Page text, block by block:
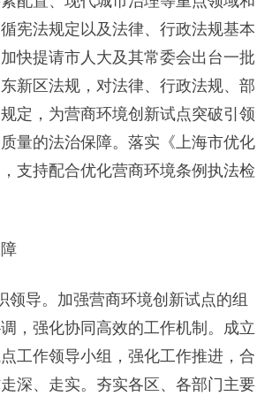
宪法规定以及法律、行政法规基本
快提请市人大及其常委会出台一批
新区法规，对法律、行政法规、部
定，为营商环境创新试点突破引领
量的法治保障。落实《上海市优化
支持配合优化营商环境条例执法检
导。加强营商环境创新试点的组
，强化协同高效的工作机制。成立
工作领导小组，强化工作推进，合
深、走实。夯实各区、各部门主要